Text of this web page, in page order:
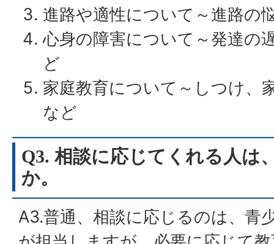
進路や適性について～進路の
心身の障害について～発達の
ど
家庭教育について～しつけ、
など
Q3. 相談に応じてくれる人は
か。
A3.普通、相談に応じるのは、青